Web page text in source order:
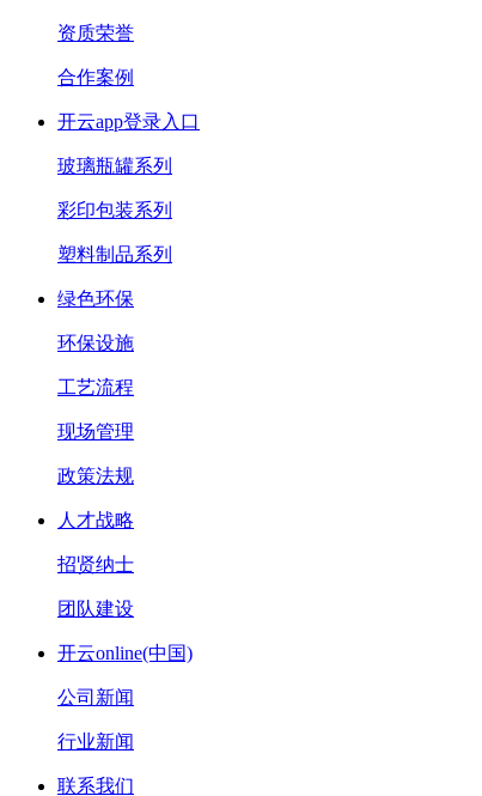
资质荣誉
合作案例
开云app登录入口
玻璃瓶罐系列
彩印包装系列
塑料制品系列
绿色环保
环保设施
工艺流程
现场管理
政策法规
人才战略
招贤纳士
团队建设
开云online(中国)
公司新闻
行业新闻
联系我们